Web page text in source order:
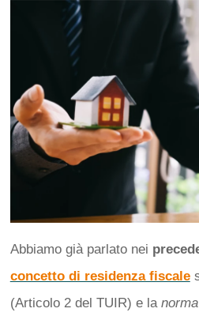
Abbiamo già parlato nei
concetto di residenza fiscale
(Articolo 2 del TUIR) e la